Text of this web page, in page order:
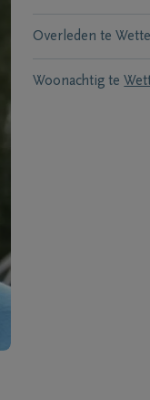
Overleden te
Woonachtig te